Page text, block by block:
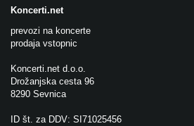
Koncerti.net
prevozi na koncerte
prodaja vstopnic
Koncerti.net d.o.o.
Drožanjska cesta 96
8290 Sevnica
ID št. za DDV: SI71025456